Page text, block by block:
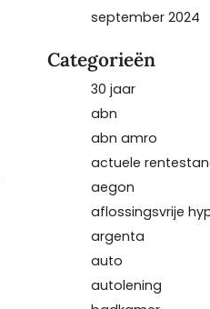
september 2024
Categorieën
30 jaar
abn
abn amro
actuele
aegon
aflossingsvrije
argenta
auto
autolening